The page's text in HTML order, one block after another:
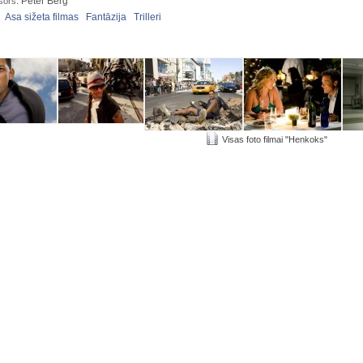
Asa sižeta filmas Fantāzija Trilleri
Visas foto filmai "Henkoks"